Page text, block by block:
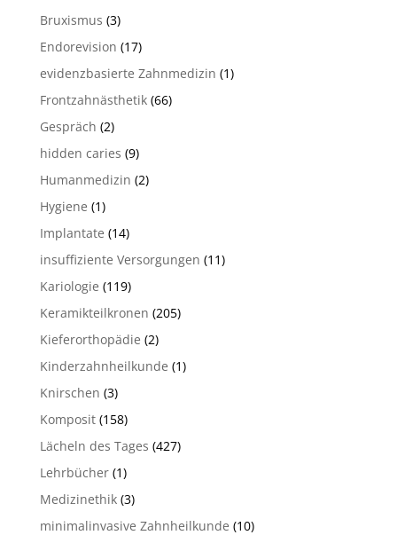
Bruxismus (3)
Endorevision (17)
evidenzbasierte Zahnmedizin (1)
Frontzahnästhetik(66)
Gespräch (2)
hidden caries (9)
Humanmedizin (2)
Hygiene (1)
Implantate (14)
insuffiziente Versorgungen (11)
Kariologie (119)
Keramikteilkronen (205)
Kieferorthopädie (2)
Kinderzahnheilkunde (1)
Knirschen (3)
Komposit(158)
Lächeln des Tages (427)
Lehrbücher(1)
Medizinethik(3)
minimalinvasive Zahnheilkunde (10)